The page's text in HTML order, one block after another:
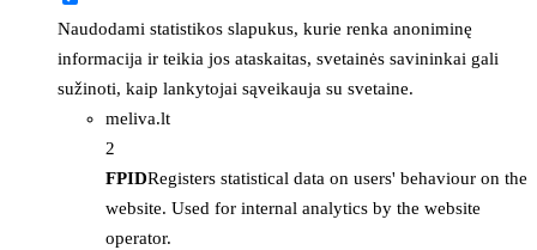
Naudodami statistikos slapukus, kurie renka anoniminę
informacija ir teikia jos ataskaitas, svetainės savininkai gali
sužinoti, kaip lankytojai sąveikauja su svetaine.
meliva.lt
2
FPIDRegisters statistical data on users' behaviour on the
website. Used for internal analytics by the website
operator.